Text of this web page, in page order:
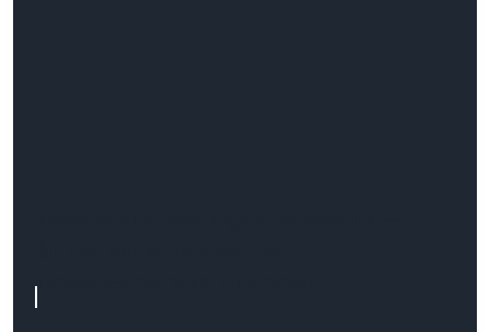
nowoczesnym biznesie